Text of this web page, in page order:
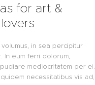
for art &
in sea percipitur
In eum ferri dolorum,
mediocritatem per ei.
necessitatibus vis ad,